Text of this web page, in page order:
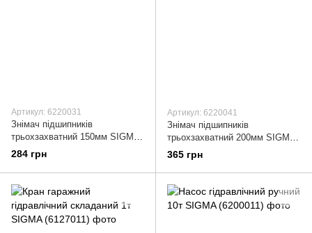
Артикул: 6220031
Знімач підшипників
трьохзахватний 150мм SIGMA
(6220031)
284 грн
Артикул: 6220041
Знімач підшипників
трьохзахватний 200мм SIGMA
(6220041)
365 грн